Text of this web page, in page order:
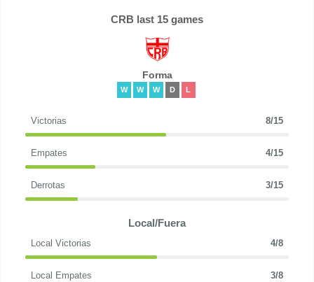
CRB last 15 games
Forma
W W W D L
Victorias 8/15
Empates 4/15
Derrotas 3/15
Local/Fuera
Local Victorias 4/8
Local Empates 3/8